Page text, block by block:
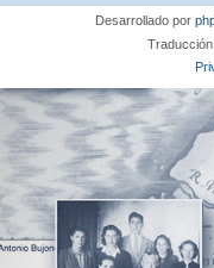
Desarrollado por